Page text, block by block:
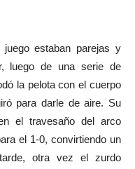
estaban parejas y
luego de una serie de
la pelota con el cuerpo
para darle de aire. Su
el travesaño del arco
el 1-0, convirtiendo un
otra vez el zurdo